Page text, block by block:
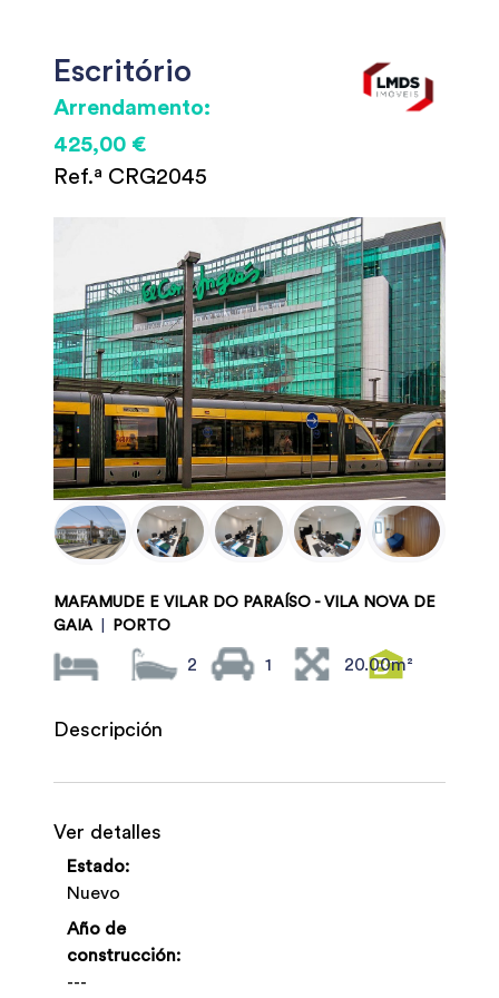
Escritório
Arrendamento:
425,00 €
Ref.ª CRG2045
MAFAMUDE E VILAR DO PARAÍSO - VILA NOVA DE
GAIA
PORTO
2 1 20.00m²
Descripción
Ver detalles
Estado:
Nuevo
Año de
construcción:
---